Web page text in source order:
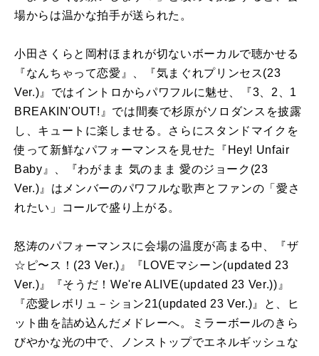
場からは温かな拍手が送られた。
小田さくらと岡村ほまれが切ないボーカルで聴かせる
『なんちゃって恋愛』、『気まぐれプリンセス(23
Ver.)』ではイントロからパワフルに魅せ、『3、2、1
BREAKIN'OUT!』では間奏で杉原がソロダンスを披露
し、キュートに楽しませる。さらにスタンドマイクを
使って新鮮なパフォーマンスを見せた『Hey! Unfair
Baby』、『わがまま 気のまま 愛のジョーク(23
Ver.)』はメンバーのパワフルな歌声とファンの「愛さ
れたい」コールで盛り上がる。
怒涛のパフォーマンスに会場の温度が高まる中、『ザ
☆ピ〜ス！(23 Ver.)』『LOVEマシーン(updated 23
Ver.)』『そうだ！We're ALIVE(updated 23 Ver.))』
『恋愛レボリュ－ション21(updated 23 Ver.)』と、ヒ
ット曲を詰め込んだメドレーへ。ミラーボールのきら
びやかな光の中で、ノンストップでエネルギッシュな